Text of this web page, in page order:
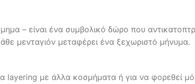
– είναι ένα συμβολικό δώρο που
μενταγιόν μεταφέρει ένα ξεχωριστό μήνυμα.
layering με άλλα κοσμήματα ή για να φορεθεί